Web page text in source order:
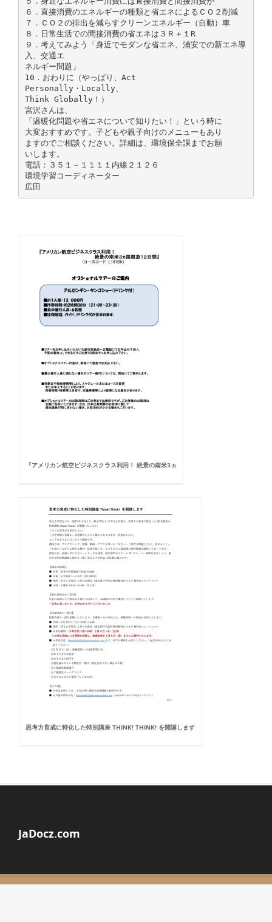
６．直接消費のエネルギーの種類と省エネによるＣＯ２削減
７．ＣＯ２の排出を減らすクリーンエネルギー（自動）車
８．日常生活での間接消費の省エネは３Ｒ＋１R
９．考えてみよう「身近でモダンな省エネ、浦安での新エネ導
入、交通エ
ネルギー問題」
10．おわりに（やっぱり、Act
Personally・Locally、
Think Globally！）
宮沢さんは、
「温暖化問題や省エネについて知りたい！」という時に
大変おすすめです。子どもや親子向けのメニューもあり
ますのでご相談ください。詳細は、環境保全課までお願
いします。
電話：３５１－１１１１内線２１２６
環境学習コーディネーター
『アメリカン航空ビジネスクラス利用！ 絶景の南米3ヵ
思考力育成に特化した特別講座 THINK! THINK! を開講します
JaDocz.com